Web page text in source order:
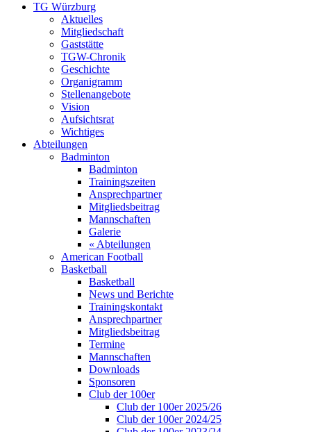
TG Würzburg
Aktuelles
Mitgliedschaft
Gaststätte
TGW-Chronik
Geschichte
Organigramm
Stellenangebote
Vision
Aufsichtsrat
Wichtiges
Abteilungen
Badminton
Badminton
Trainingszeiten
Ansprechpartner
Mitgliedsbeitrag
Mannschaften
Galerie
« Abteilungen
American Football
Basketball
Basketball
News und Berichte
Trainingskontakt
Ansprechpartner
Mitgliedsbeitrag
Termine
Mannschaften
Downloads
Sponsoren
Club der 100er
Club der 100er 2025/26
Club der 100er 2024/25